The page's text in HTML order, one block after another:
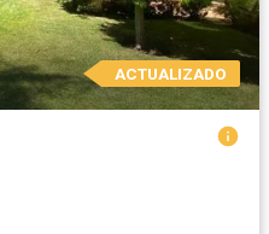
ACTUALIZADO